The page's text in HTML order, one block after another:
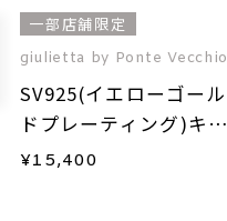
一部店舗限定
giulietta by Ponte Vecchio
SV925(イエローゴール
ドプレーティング)キュ
ービックジルコニアイ
¥15,400